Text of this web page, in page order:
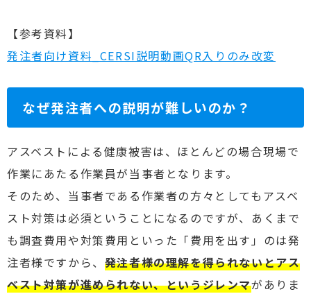
【参考資料】
発注者向け資料_CERSI説明動画QR入りのみ改変
なぜ発注者への説明が難しいのか？
アスベストによる健康被害は、ほとんどの場合現場で
作業にあたる作業員が当事者となります。
そのため、当事者である作業者の方々としてもアスベ
スト対策は必須ということになるのですが、あくまで
も調査費用や対策費用といった「費用を出す」のは発
注者様ですから、 発注者様の理解を得られないとアス
ベスト対策が進められない、というジレンマがありま